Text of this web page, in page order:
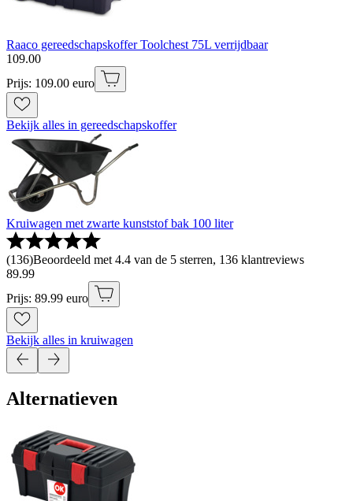
Raaco gereedschapskoffer Toolchest 75L verrijdbaar
109.00
Prijs: 109.00 euro
Bekijk alles in gereedschapskoffer
Kruiwagen met zwarte kunststof bak 100 liter
(136)Beoordeeld met 4.4 van de 5 sterren, 136 klantreviews
89.99
Prijs: 89.99 euro
Bekijk alles in kruiwagen
Alternatieven